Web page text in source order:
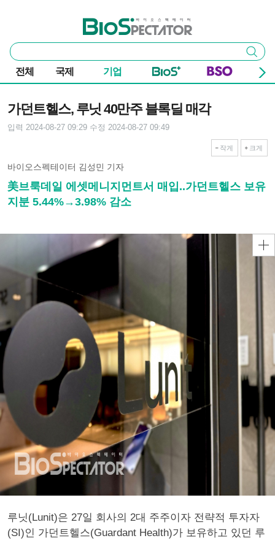
바이오스펙테이터
통
합
검
색
검색
전체 국제 기업
가던트헬스, 루닛 40만주 블록딜 매각
입력 2024-08-27 09:29 수정 2024-08-27 09:49
작게 크게
바이오스펙테이터 김성민 기자
美브룩데일 에셋메니지먼트서 매입..가던트헬스 보유
지분 5.44%→3.98% 감소
루닛(Lunit)은 27일 회사의 2대 주주이자 전략적 투자자
(SI)인 가던트헬스(Guardant Health)가 보유하고 있던 루